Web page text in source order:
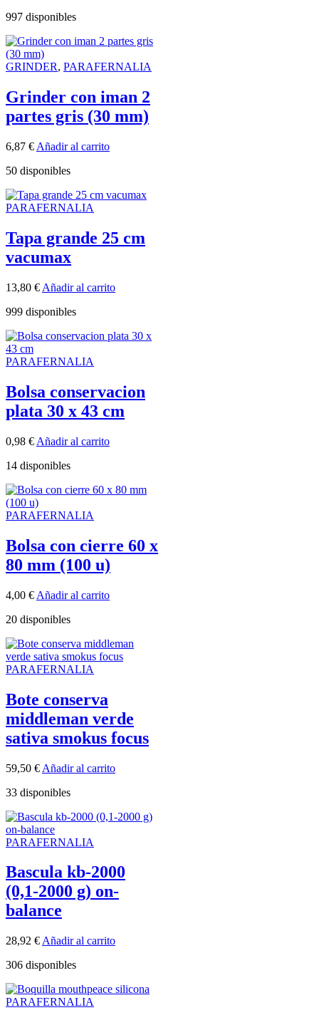
997 disponibles
GRINDER, PARAFERNALIA
Grinder con iman 2
partes gris (30 mm)
6,87 € Añadir al carrito
50 disponibles
PARAFERNALIA
Tapa grande 25 cm
vacumax
13,80 € Añadir al carrito
999 disponibles
PARAFERNALIA
Bolsa conservacion
plata 30 x 43 cm
0,98 € Añadir al carrito
14 disponibles
PARAFERNALIA
Bolsa con cierre 60 x
80 mm (100 u)
4,00 € Añadir al carrito
20 disponibles
PARAFERNALIA
Bote conserva
middleman verde
sativa smokus focus
59,50 € Añadir al carrito
33 disponibles
PARAFERNALIA
Bascula kb-2000
(0,1-2000 g) on-
balance
28,92 € Añadir al carrito
306 disponibles
PARAFERNALIA